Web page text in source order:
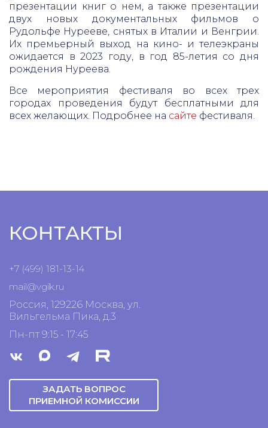
презентации книг о нем, а также презентации
двух новых документальных фильмов о
Рудольфе Нурееве, снятых в Италии и Венгрии.
Их премьерный выход на кино- и телеэкраны
ожидается в 2023 году, в год 85-летия со дня
рождения Нуреева.
Все мероприятия фестиваля во всех трех
городах проведения будут бесплатными для
всех желающих. Подробнее на сайте фестиваля.
КОНТАКТЫ
+7 (499) 181-13-14
mail@vgik.ru
Россия, 129226 Москва, ул.
Вильгельма Пика, д.3
Пн-пт 9:15 - 17:45
ЗАДАТЬ ВОПРОС
ПРИЕМНОЙ КОМИССИИ